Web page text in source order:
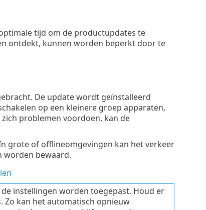
tijd om de productupdates te
ontdekt, kunnen worden beperkt door te
De update wordt geïnstalleerd
op een kleinere groep apparaten,
problemen voordoen, kan de
grote of offlineomgevingen kan het verkeer
worden bewaard.
instellingen worden toegepast. Houd er
Zo kan het automatisch opnieuw